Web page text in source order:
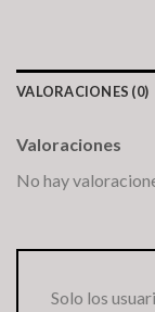
VALORACIONES (0)
Valoraciones
No hay
Solo los